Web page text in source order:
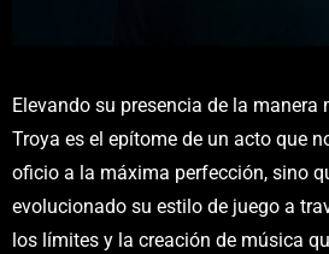
Elevando su presencia de la manera
Troya es el epítome de un acto que
oficio a la máxima perfección, sino
evolucionado su estilo de juego a
los límites y la creación de música